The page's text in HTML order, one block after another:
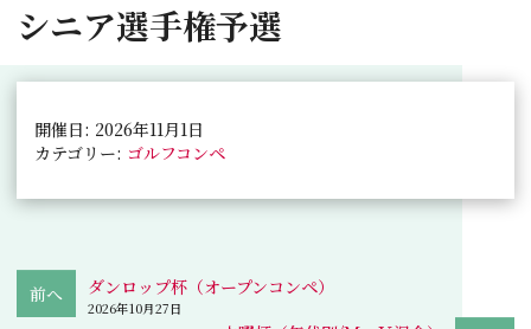
シニア選手権予選
開催日: 2026年11月1日
カテゴリー: ゴルフコンペ
ダンロップ杯（オープンコンペ）
2026年10月27日